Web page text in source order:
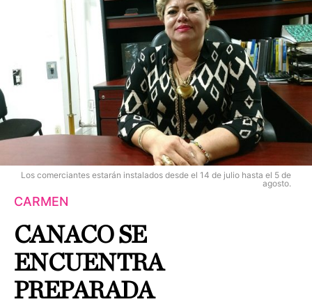
Los comerciantes estarán instalados desde el 14 de julio hasta el 5 de
agosto.
CARMEN
CANACO SE
ENCUENTRA
PREPARADA